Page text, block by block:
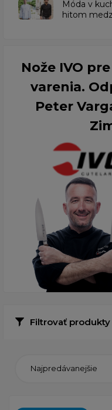
​Móda v
hitom
Nože IVO
varenia.
Peter
Filtrovať produkty
Najpredávanejšie